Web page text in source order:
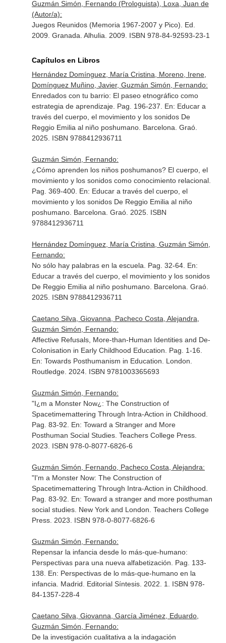
Guzmán Simón, Fernando (Prologuista), Loxa, Juan de
(Autor/a):
Juegos Reunidos (Memoria 1967-2007 y Pico). Ed.
2009. Granada. Alhulia. 2009. ISBN 978-84-92593-23-1
Capítulos en Libros
Hernández Domínguez, María Cristina, Moreno, Irene,
Domínguez Muñino, Javier, Guzmán Simón, Fernando:
Enredados con tu barrio: El paseo etnográfico como
estrategia de aprendizaje. Pag. 196-237. En: Educar a
través del cuerpo, el movimiento y los sonidos De
Reggio Emilia al niño poshumano. Barcelona. Graó.
2025. ISBN 9788412936711
Guzmán Simón, Fernando:
¿Cómo aprenden los niños poshumanos? El cuerpo, el
movimiento y los sonidos como conocimiento relacional.
Pag. 369-400. En: Educar a través del cuerpo, el
movimiento y los sonidos De Reggio Emilia al niño
poshumano. Barcelona. Graó. 2025. ISBN
9788412936711
Hernández Domínguez, María Cristina, Guzmán Simón,
Fernando:
No sólo hay palabras en la escuela. Pag. 32-64. En:
Educar a través del cuerpo, el movimiento y los sonidos
De Reggio Emilia al niño poshumano. Barcelona. Graó.
2025. ISBN 9788412936711
Caetano Silva, Giovanna, Pacheco Costa, Alejandra,
Guzmán Simón, Fernando:
Affective Refusals, More-than-Human Identities and De-
Colonisation in Early Childhood Education. Pag. 1-16.
En: Towards Posthumanism in Education . London.
Routledge. 2024. ISBN 9781003365693
Guzmán Simón, Fernando:
"I¿m a Monster Now¿: The Construction of
Spacetimemattering Through Intra-Action in Childhood.
Pag. 83-92. En: Toward a Stranger and More
Posthuman Social Studies. Teachers College Press.
2023. ISBN 978-0-8077-6826-6
Guzmán Simón, Fernando, Pacheco Costa, Alejandra:
"I'm a Monster Now: The Construction of
Spacetimemattering Through Intra-Action in Childhood.
Pag. 83-92. En: Toward a stranger and more posthuman
social studies. New York and London. Teachers College
Press. 2023. ISBN 978-0-8077-6826-6
Guzmán Simón, Fernando:
Repensar la infancia desde lo más-que-humano:
Perspectivas para una nueva alfabetización. Pag. 133-
138. En: Perspectivas de lo más-que-humano en la
infancia . Madrid. Editorial Síntesis. 2022. 1. ISBN 978-
84-1357-228-4
Caetano Silva, Giovanna, García Jiménez, Eduardo,
Guzmán Simón, Fernando:
De la investigación cualitativa a la indagación